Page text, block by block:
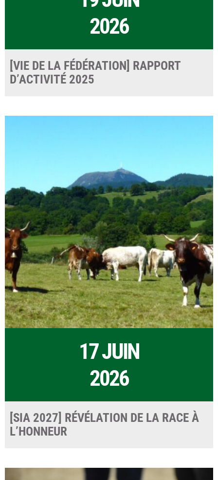
2026
[VIE DE LA FÉDÉRATION] RAPPORT
D’ACTIVITÉ 2025
17 JUIN
2026
[SIA 2027] RÉVÉLATION DE LA RACE À
L’HONNEUR